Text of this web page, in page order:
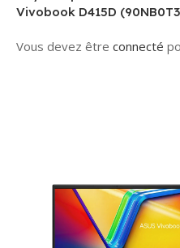
Vivobook D415D
Vous devez être connecté